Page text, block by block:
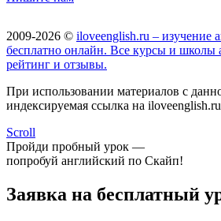
2009-2026 © iloveenglish.ru – изучение
бесплатно онлайн. Все курсы и школы
рейтинг и отзывы.
При использовании материалов с
индексируемая ссылка на iloveenglish.ru
Scroll
Пройди пробный урок —
попробуй английский по Скайп!
Заявка на бесплатный